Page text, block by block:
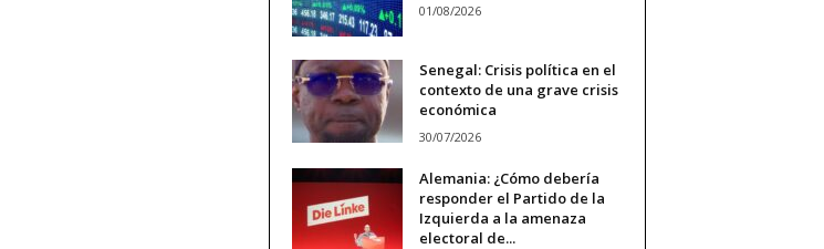
01/08/2026
Senegal: Crisis política en el
contexto de una grave crisis
económica
30/07/2026
Alemania: ¿Cómo debería
responder el Partido de la
Izquierda a la amenaza
electoral de...